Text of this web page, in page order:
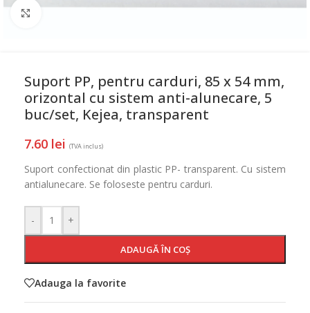
Suport PP, pentru carduri, 85 x 54 mm,
orizontal cu sistem anti-alunecare, 5
buc/set, Kejea, transparent
7.60 lei (TVA inclus)
Suport confectionat din plastic PP- transparent. Cu sistem
antialunecare. Se foloseste pentru carduri.
- +
ADAUGĂ ÎN COȘ
Adauga la favorite